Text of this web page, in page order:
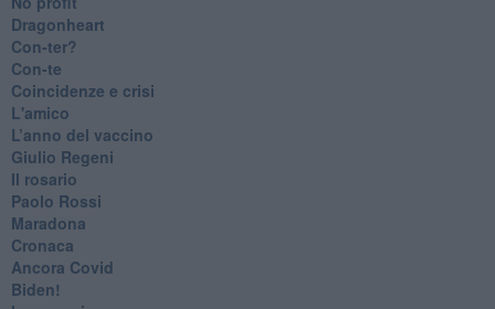
Dragonheart
Con-ter?
​Con-te
Coincidenze e crisi
L'amico
​L’anno del vaccino
Giulio Regeni
​Il rosario
Paolo Rossi
Maradona
Cronaca
​Ancora Covid
​Biden!